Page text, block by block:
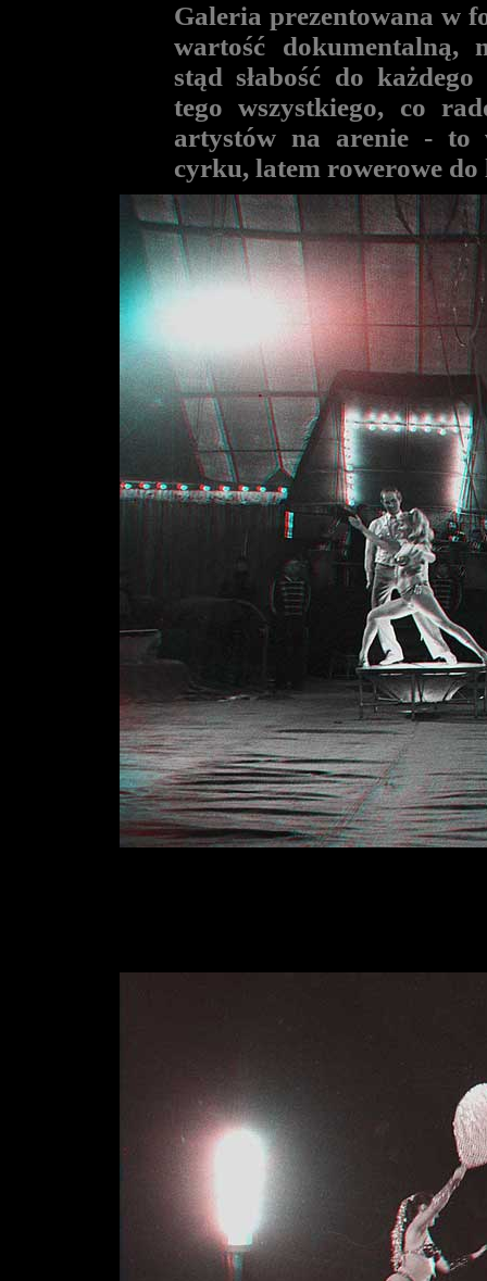
Galeria prezentowana w
wartość dokumentalną,
stąd słabość do
tego wszystkiego, co
artystów na arenie - to
cyrku, latem rowerowe do